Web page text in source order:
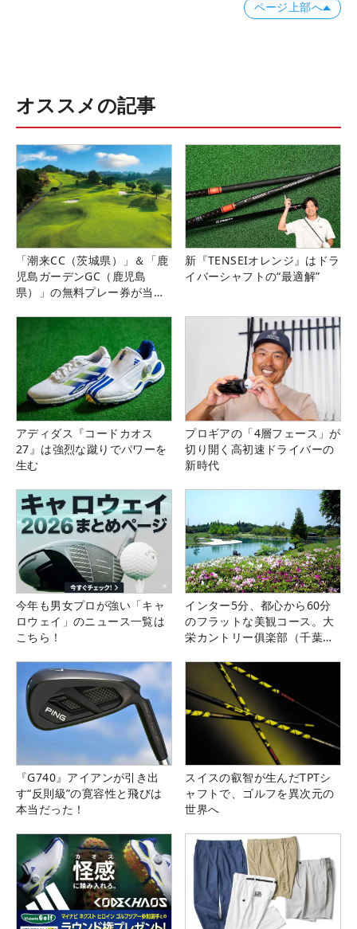
ページ上部へ
オススメの記事
「潮来CC（茨城県）」＆「鹿
児島ガーデンGC（鹿児島
県）」の無料プレー券が当た
新『TENSEIオレンジ』はドラ
イバーシャフトの“最適解”
アディダス『コードカオス
27』は強烈な蹴りでパワーを
生む
プロギアの「4層フェース」が
切り開く高初速ドライバーの
新時代
今年も男女プロが強い「キャ
ロウェイ」のニュース一覧は
こちら！
インター5分、都心から60分
のフラットな美観コース。大
栄カントリー俱楽部（千葉
『G740』アイアンが引き出
す“反則級”の寛容性と飛びは
本当だった！
スイスの叡智が生んだTPTシ
ャフトで、ゴルフを異次元の
世界へ